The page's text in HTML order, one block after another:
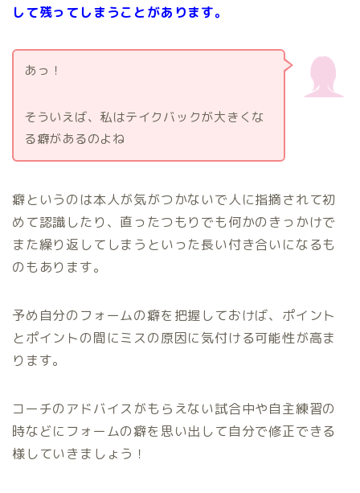
して残ってしまうことがあります。
あっ！
そういえば、私はテイクバックが大きくな
る癖があるのよね
癖というのは本人が気がつかないで人に指摘されて初
めて認識したり、直ったつもりでも何かのきっかけで
また繰り返してしまうといった長い付き合いになるも
のもあります。
予め自分のフォームの癖を把握しておけば、ポイント
とポイントの間にミスの原因に気付ける可能性が高ま
ります。
コーチのアドバイスがもらえない試合中や自主練習の
時などにフォームの癖を思い出して自分で修正できる
様していきましょう！